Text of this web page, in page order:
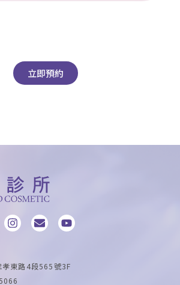
立即預約
I
n
a
g
E
n
l
o
Y
o
u
b
孝東路4段565號3F